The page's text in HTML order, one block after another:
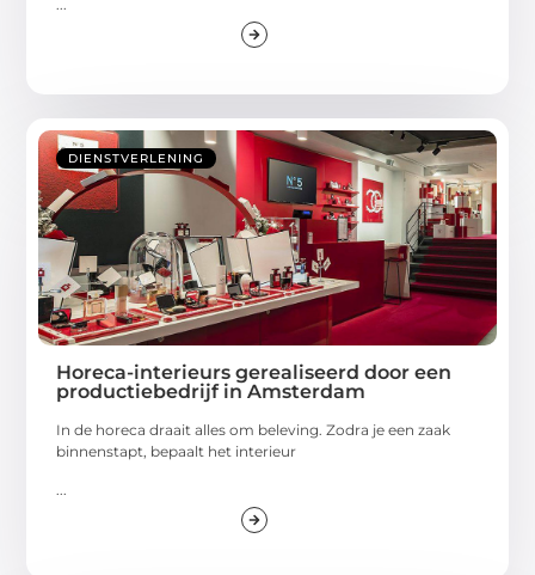
DIENSTVERLENING
Horeca-interieurs gerealiseerd door een
productiebedrijf in Amsterdam
In de horeca draait alles om beleving. Zodra je een zaak
binnenstapt, bepaalt het interieur
...